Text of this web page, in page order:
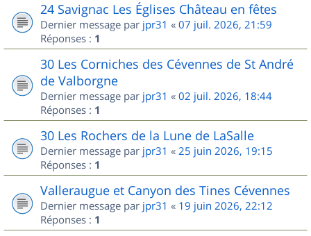
24 Savignac Les Églises Château en fêtes
Dernier message par jpr31 « 07 juil. 2026, 21:59
Réponses : 1
30 Les Corniches des Cévennes de St André
de Valborgne
Dernier message par jpr31 « 02 juil. 2026, 18:44
Réponses : 1
30 Les Rochers de la Lune de LaSalle
Dernier message par jpr31 « 25 juin 2026, 19:15
Réponses : 1
Valleraugue et Canyon des Tines Cévennes
Dernier message par jpr31 « 19 juin 2026, 22:12
Réponses : 1